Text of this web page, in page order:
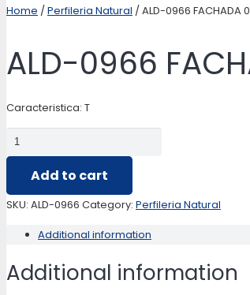
Home /Perfileria Natural / ALD-0966 FACHADA
ALD-0966
Caracteristica: T
ALD-
0966
FACHADA
02
CURVO
Add to cart
SKU: ALD-0966 Category: Perfileria Natural
Additional information
Additional information